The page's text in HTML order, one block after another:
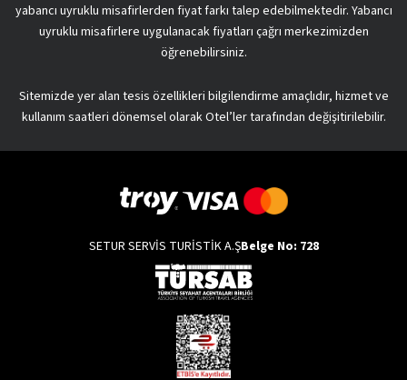
yabancı uyruklu misafirlerden fiyat farkı talep edebilmektedir. Yabancı
uyruklu misafirlere uygulanacak fiyatları çağrı merkezimizden
öğrenebilirsiniz.
Sitemizde yer alan tesis özellikleri bilgilendirme amaçlıdır, hizmet ve
kullanım saatleri dönemsel olarak Otel’ler tarafından değişitirilebilir.
SETUR SERVİS TURİSTİK A.ŞBelge No: 728